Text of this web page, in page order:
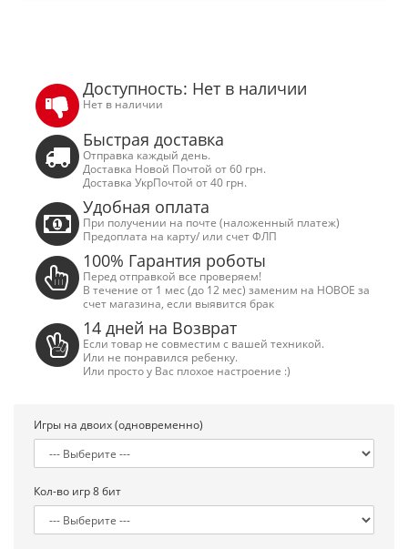
Доступность: Нет в наличии
Нет в наличии
Быстрая доставка
Отправка каждый день.
Доставка Новой Почтой от 60 грн.
Доставка УкрПочтой от 40 грн.
Удобная оплата
При получении на почте (наложенный платеж)
Предоплата на карту/ или счет ФЛП
100% Гарантия роботы
Перед отправкой все проверяем!
В течение от 1 мес (до 12 мес) заменим на НОВОЕ за
счет магазина, если выявится брак
14 дней на Возврат
Если товар не совместим с вашей техникой.
Или не понравился ребенку.
Или просто у Вас плохое настроение :)
Игры на двоих (одновременно)
Кол-во игр 8 бит